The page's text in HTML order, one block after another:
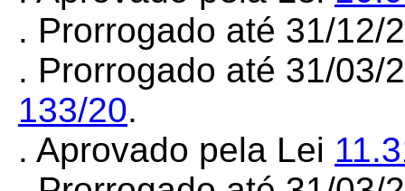
. Prorrogado até 31/
. Prorrogado até 31/03/
133/20.
. Aprovado pela Lei